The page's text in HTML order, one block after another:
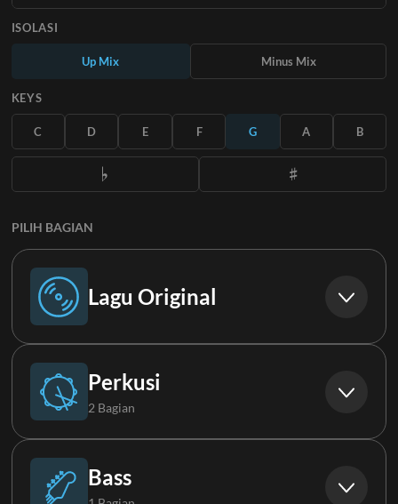
dalam semua 12 tuts dengan campuran Naik dan Turun untuk
setiap bagian ditambah lagu aslinya.
BERLANGGANAN
ISOLASI
Up Mix Minus Mix
KEYS
C D E F G A B
PILIH BAGIAN
Lagu Original
Lagu Original
Perkusi
2 Bagian
Drums
Bass